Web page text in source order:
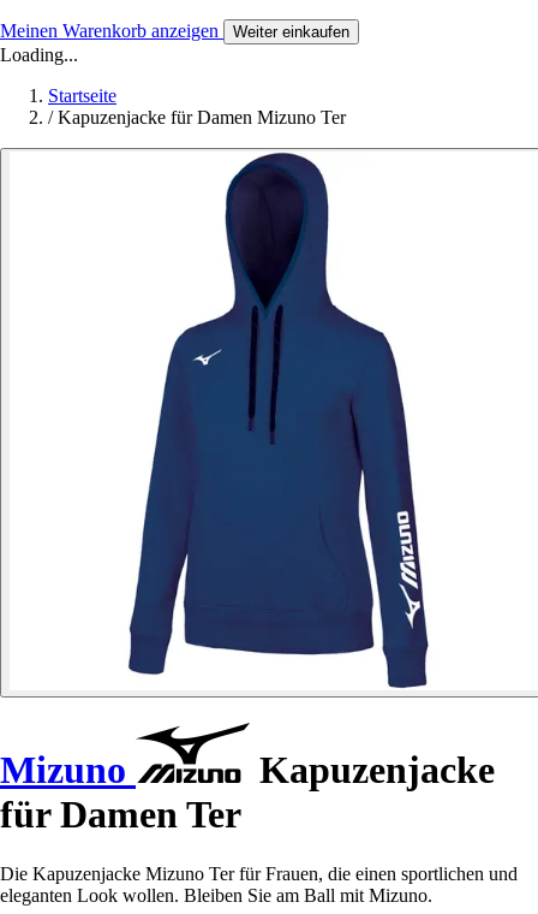
Meinen Warenkorb anzeigen Weiter einkaufen
Loading...
Startseite
/ Kapuzenjacke für Damen Mizuno Ter
Mizuno
Kapuzenjacke
für Damen Ter
Die Kapuzenjacke Mizuno Ter für Frauen, die einen sportlichen und
eleganten Look wollen. Bleiben Sie am Ball mit Mizuno.